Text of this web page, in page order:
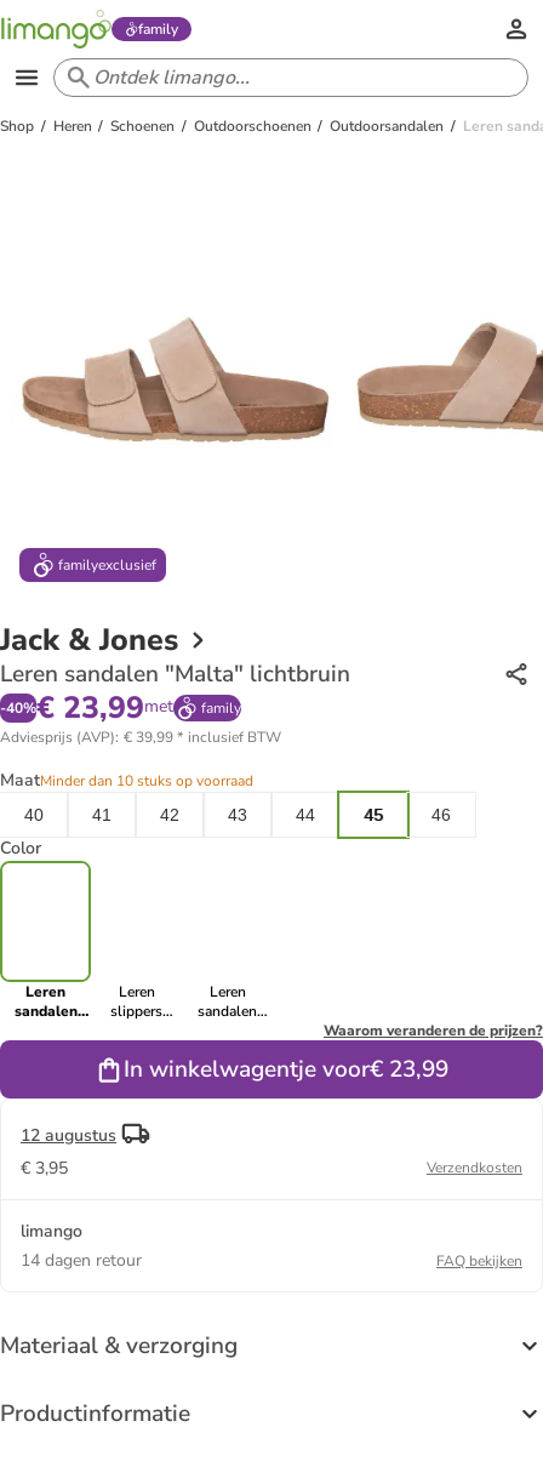
family
Shop Heren Schoenen Outdoorschoenen Outdoorsandalen Leren
familyexclusief
Jack & Jones
Leren sandalen "Malta" lichtbruin
-40%€ 23,99met
family
Adviesprijs (AVP): € 39,99* inclusief BTW
MaatMinder dan 10 stuks op voorraad
40
41 42 43 44 45 46
Color
Leren
sandalen
Leren
slippers
Leren
sandalen
Waarom veranderen de prijzen?
In winkelwagentje voor€ 23,99
12 augustus
€ 3,95
Verzendkosten
limango
14 dagen retour
FAQ bekijken
Materiaal & verzorging
Productinformatie